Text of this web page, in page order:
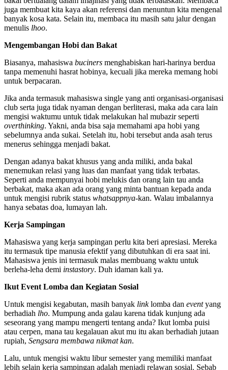
juga membuat kita kaya akan referensi dan menuntun kita mengenal
banyak kosa kata. Selain itu, membaca itu masih satu jalur dengan
menulis lhoo.
Mengembangan Hobi dan Bakat
Biasanya, mahasiswa buciners menghabiskan hari-harinya berdua
tanpa memenuhi hasrat hobinya, kecuali jika mereka memang hobi
untuk berpacaran.
Jika anda termasuk mahasiswa single yang anti organisasi-organisasi
club serta juga tidak nyaman dengan berliterasi, maka ada cara lain
mengisi waktumu untuk tidak melakukan hal mubazir seperti
overthinking. Yakni, anda bisa saja memahami apa hobi yang
sebelumnya anda sukai. Setelah itu, hobi tersebut anda asah terus
menerus sehingga menjadi bakat.
Dengan adanya bakat khusus yang anda miliki, anda bakal
menemukan relasi yang luas dan manfaat yang tidak terbatas.
Seperti anda mempunyai hobi melukis dan orang lain tau anda
berbakat, maka akan ada orang yang minta bantuan kepada anda
untuk mengisi rubrik status whatsappnya-kan. Walau imbalannya
hanya sebatas doa, lumayan lah.
Kerja Sampingan
Mahasiswa yang kerja sampingan perlu kita beri apresiasi. Mereka
itu termasuk tipe manusia efektif yang dibutuhkan di era saat ini.
Mahasiswa jenis ini termasuk malas membuang waktu untuk
berleha-leha demi instastory. Duh idaman kali ya.
Ikut Event Lomba dan Kegiatan Sosial
Untuk mengisi kegabutan, masih banyak linklomba dan eventyang
berhadiah lho. Mumpung anda galau karena tidak kunjung ada
seseorang yang mampu mengerti tentang anda? Ikut lomba puisi
atau cerpen, mana tau kegalauan akut mu itu akan berhadiah jutaan
rupiah, Sengsara membawa nikmat kan.
Lalu, untuk mengisi waktu libur semester yang memiliki manfaat
lebih selain kerja sampingan adalah menjadi relawan sosial. Sebab